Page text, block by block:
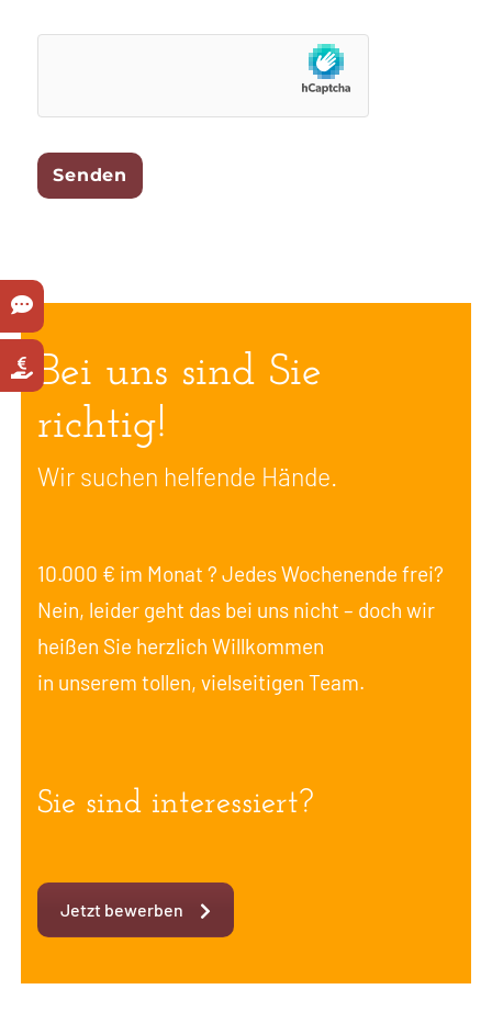
Bei uns sind Sie
richtig!
Wir suchen helfende Hände.
10.000 € im Monat ? Jedes Wochenende frei?
Nein, leider geht das bei uns nicht – doch wir
heißen Sie herzlich Willkommen
in unserem tollen, vielseitigen Team.
Sie sind interessiert?
Jetzt bewerben